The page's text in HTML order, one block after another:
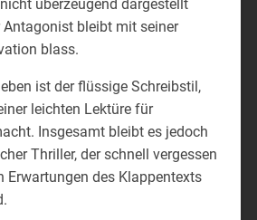
überzeugend dargestellt
Antagonist bleibt mit seiner
blass.
ist der flüssige Schreibstil,
leichten Lektüre für
Insgesamt bleibt es jedoch
Thriller, der schnell vergessen
Erwartungen des Klappentexts